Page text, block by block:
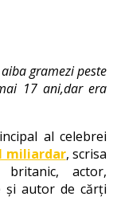
gramezi peste
17 ani,dar era
al celebrei
miliardar, scrisa
actor,
și autor de cărţi